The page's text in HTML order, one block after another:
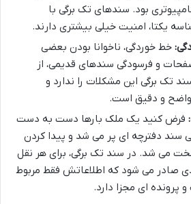
بود. سندهای تک برگی با
یکتا، امنیت خیلی بیشتری دارند.
خط خوردگی، ناخوانا بودن بعضی
و فرسودگی سندهای قدیمی، از
تک برگی این مشکلات را ندارد و
و دقیق است.
فرض کنید یک ملک بارها دست به دست
سند دفترچه ای پر می شد و پیدا کردن
می شد. در سند تک برگی، برای هر نقل
صادر می شود که اطلاعاتش فقط مربوط
پرونده ای مجزا دارد.